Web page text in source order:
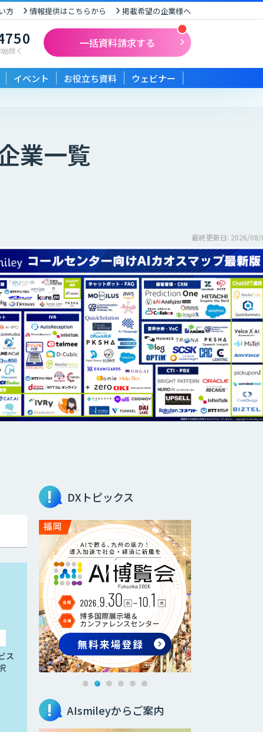
方 情報提供はこちらから 掲載希望の企業様へ
除く
一括資料請求する
イベント お役立ち資料 ウェビナー
業一覧
最終更新日: 2026/08/
ス
DXトピックス
AIsmileyからご案内